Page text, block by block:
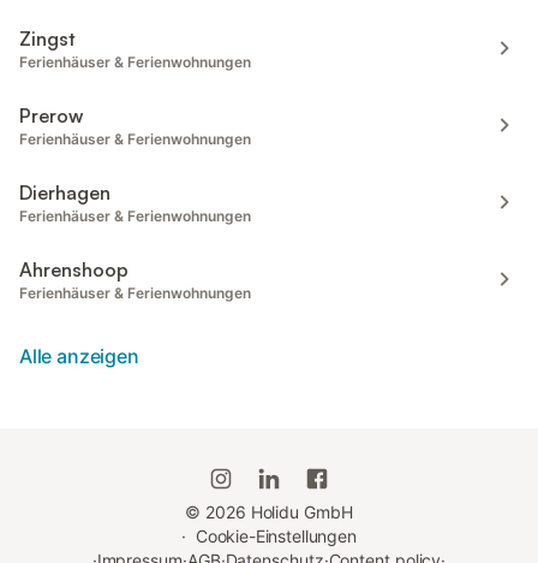
Zingst
Ferienhäuser & Ferienwohnungen
Prerow
Ferienhäuser & Ferienwohnungen
Dierhagen
Ferienhäuser & Ferienwohnungen
Ahrenshoop
Ferienhäuser & Ferienwohnungen
Alle anzeigen
© 2026 Holidu GmbH
· Cookie-Einstellungen